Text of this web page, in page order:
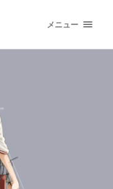
メニュー